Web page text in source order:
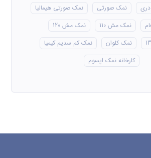
نمک صورتی
نمک صورتی هیمالیا
نمک مش 110
نمک مش 120
نمک کلوان
نمک کم سدیم کیمیا
کارخانه نمک اپسوم